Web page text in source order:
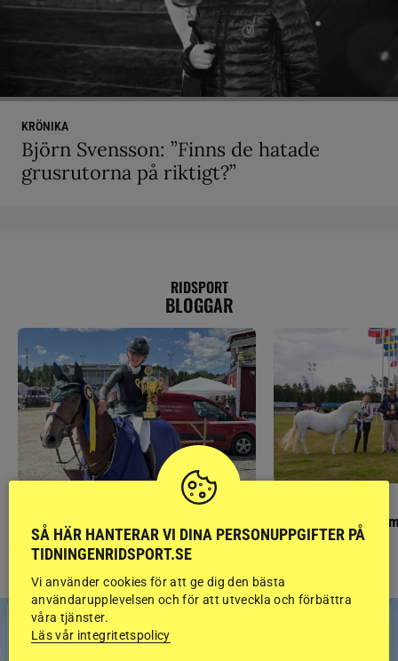
KRÖNIKA
Björn Svensson: ”Finns de hatade
grusrutorna på riktigt?”
RIDSPORT
BLOGGAR
Ponnypappan: Kärlek från första gnägget Finaldag med
SÅ HÄR HANTERAR VI DINA PERSONUPPGIFTER PÅ
TIDNINGENRIDSPORT.SE
Vi använder cookies för att ge dig den bästa
användarupplevelsen och för att utveckla och förbättra
våra tjänster.
Läs vår integritetspolicy